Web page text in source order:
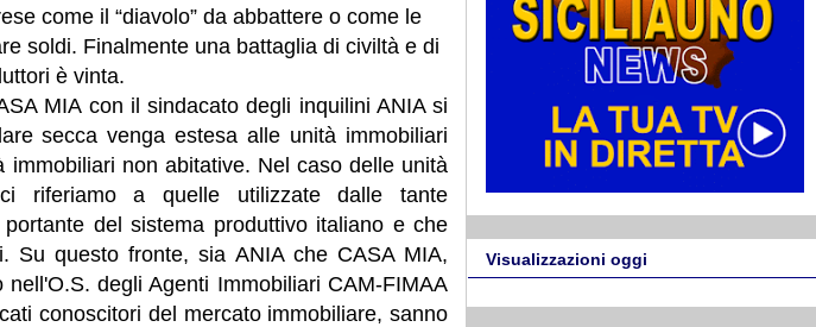
come il “diavolo” da abbattere o come le
soldi. Finalmente una battaglia di civiltà e di
è vinta.
MIA con il sindacato degli inquilini ANIA si
secca venga estesa alle unità immobiliari
non abitative. Nel caso delle unità
riferiamo a quelle utilizzate dalle tante
del sistema produttivo italiano e che
Su questo fronte, sia ANIA che CASA MIA,
degli Agenti Immobiliari CAM-FIMAA
conoscitori del mercato immobiliare, sanno
Visualizzazioni oggi